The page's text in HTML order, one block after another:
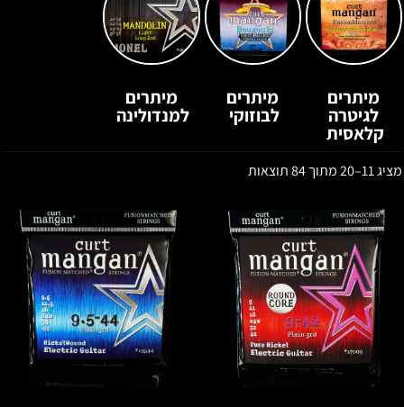
מיתרים
לגיטרה
קלאסית
מיתרים
לבוזוקי
מיתרים
למנדולינה
מציג 11–20 מתוך 84 תוצאות